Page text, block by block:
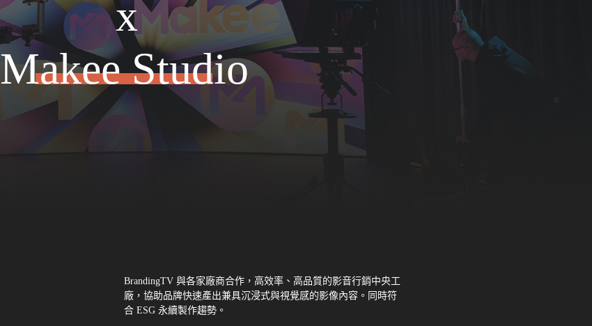
x
Makee Studio
BrandingTV 與各家廠商合作， 高效率、 高品質的影音行銷中央工
廠 ，協助品牌快速產出兼具沉浸式與視覺感的影像內容。同時符
合 ESG 永續製作趨勢。